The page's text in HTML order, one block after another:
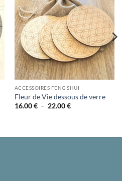
Ajouter
à la liste
d’envies
ACCESSOIRES FENG SHUI
Fleur de Vie dessous de verre
16.00€ – 22.00€Plage
22.00 €